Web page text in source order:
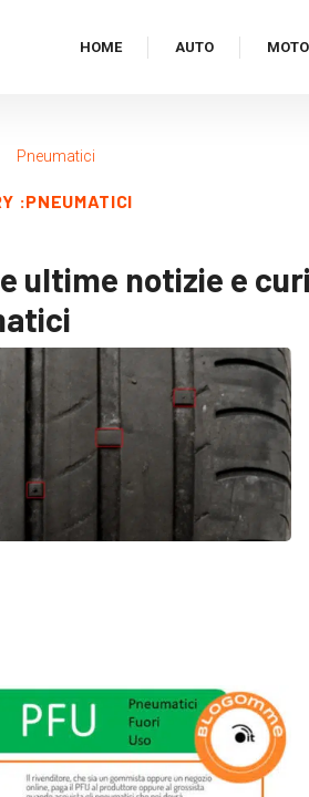
HOME AUTO MOTO
Pneumatici
:PNEUMATICI
ultime notizie e